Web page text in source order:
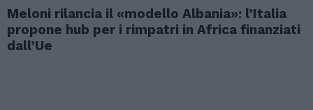
Meloni rilancia il «modello Albania»: l’Italia
propone hub per i rimpatri in Africa finanziati
dall’Ue